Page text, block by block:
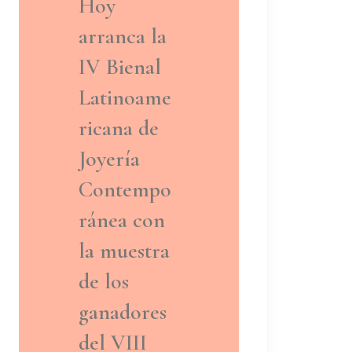
Hoy
arranca la
IV Bienal
Latinoame
ricana de
Joyería
Contempo
ránea con
la muestra
de los
ganadores
del VIII